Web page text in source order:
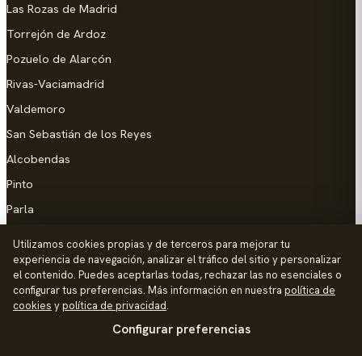
Las Rozas de Madrid
Torrejón de Ardoz
Pozuelo de Alarcón
Rivas-Vaciamadrid
Valdemoro
San Sebastián de los Reyes
Alcobendas
Pinto
Parla
AYUDA
Añadir empresa
Utilizamos cookies propias y de terceros para mejorar tu
experiencia de navegación, analizar el tráfico del sitio y personalizar
el contenido. Puedes aceptarlas todas, rechazar las no esenciales o
configurar tus preferencias. Más información en nuestra política de
cookies ypolítica de privacidad.
Configurar preferencias